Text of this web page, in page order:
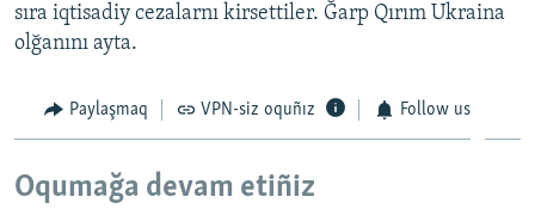
sıra iqtisadiy cezalarnı kirsettiler. Ğarp Qırım Ukraina
olğanını ayta.
Paylaşmaq VPN-siz oquñız Follow us
Oqumağa devam etiñiz